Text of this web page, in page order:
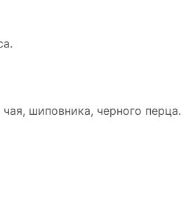
шиповника, черного перца.